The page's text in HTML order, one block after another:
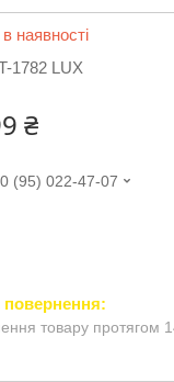
наявності
1782 LUX
₴
(95) 022-47-07
товару протягом